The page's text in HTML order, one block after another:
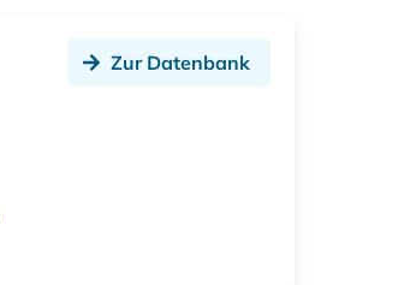
Zur Datenbank